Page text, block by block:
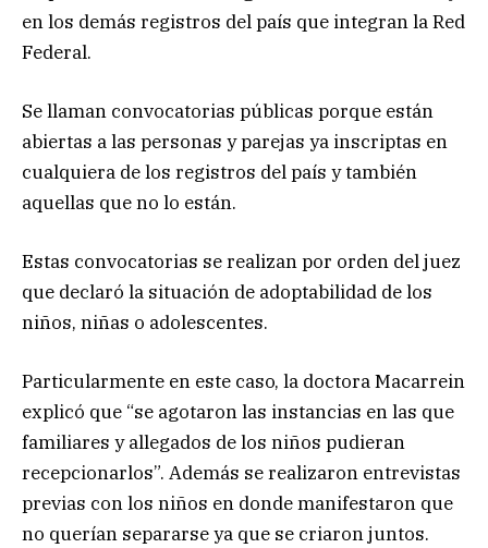
en los demás registros del país que integran la Red
Federal.
Se llaman convocatorias públicas porque están
abiertas a las personas y parejas ya inscriptas en
cualquiera de los registros del país y también
aquellas que no lo están.
Estas convocatorias se realizan por orden del juez
que declaró la situación de adoptabilidad de los
niños, niñas o adolescentes.
Particularmente en este caso, la doctora Macarrein
explicó que “se agotaron las instancias en las que
familiares y allegados de los niños pudieran
recepcionarlos”. Además se realizaron entrevistas
previas con los niños en donde manifestaron que
no querían separarse ya que se criaron juntos.